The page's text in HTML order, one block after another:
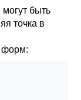
быть
точка в
форм: